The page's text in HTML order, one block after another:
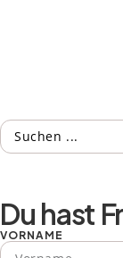
Du hast
VORNAME